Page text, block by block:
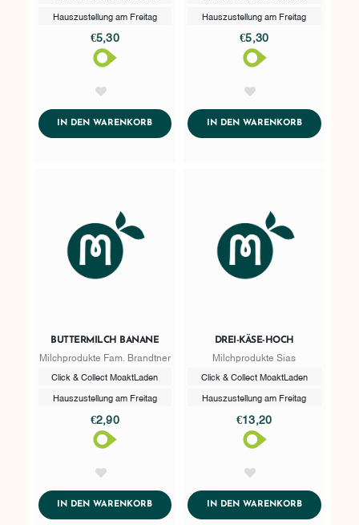
Hauszustellung am Freitag
€5,30
IN DEN WARENKORBADDTOCART
Hauszustellung am Freitag
€5,30
IN DEN WARENKORBADDTOCART
BUTTERMILCH BANANE
Milchprodukte Fam. Brandtner
Click & Collect MoaktLaden
Hauszustellung am Freitag
€2,90
IN DEN WARENKORBADDTOCART
DREI-KÄSE-HOCH
Milchprodukte Sias
Click & Collect MoaktLaden
Hauszustellung am Freitag
€13,20
IN DEN WARENKORBADDTOCART